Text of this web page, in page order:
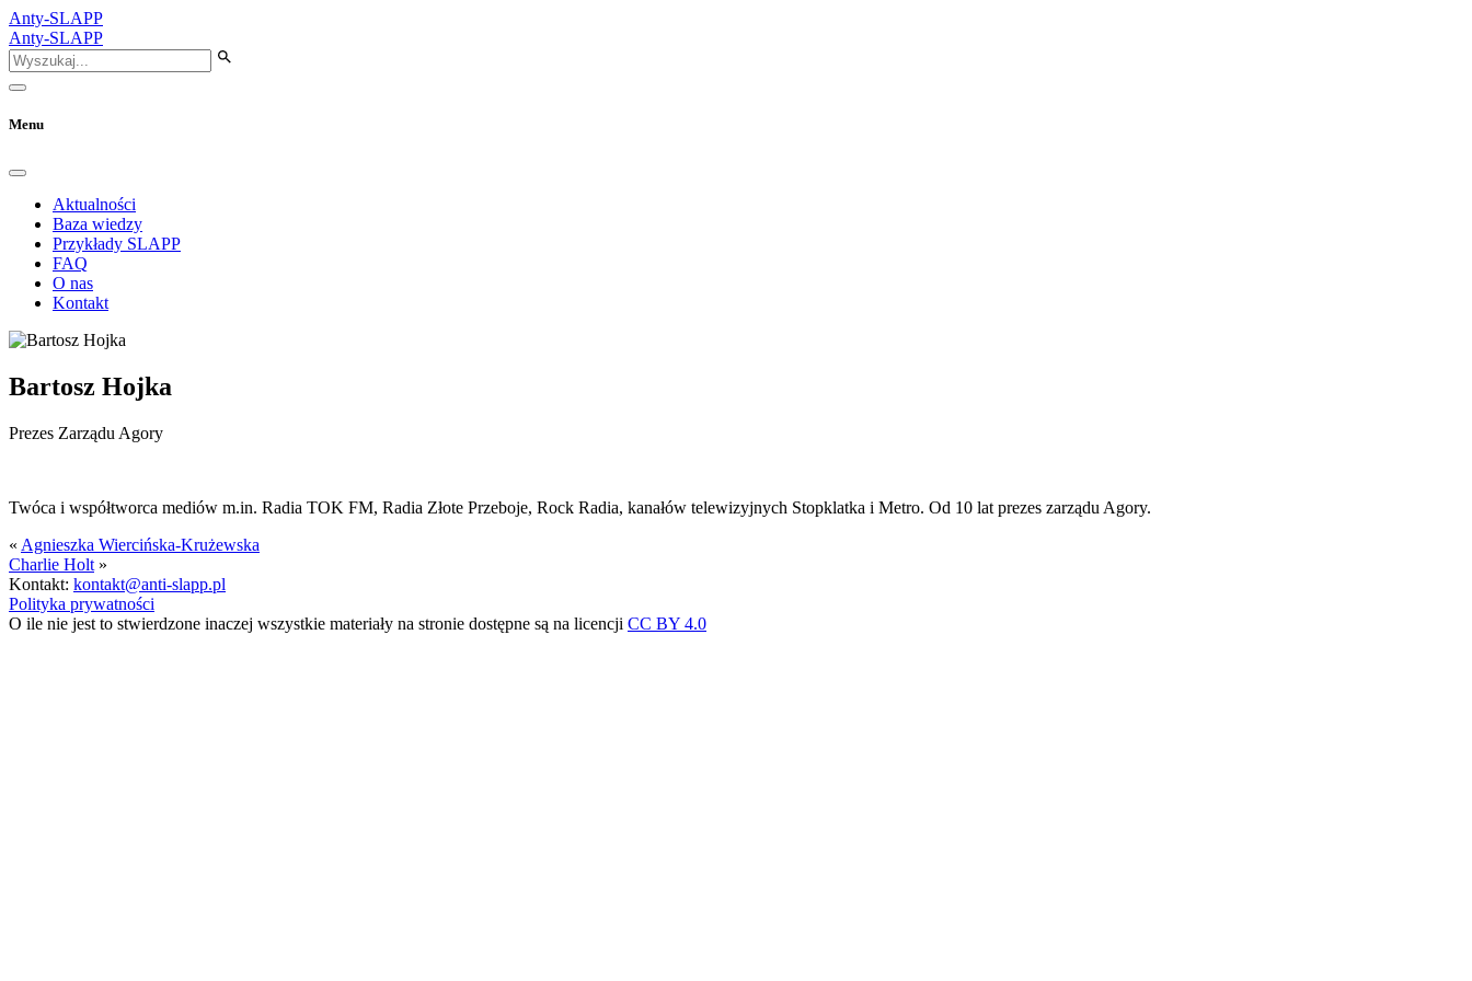
Anty-SLAPP
Anty-SLAPP
Menu
Aktualności
Baza wiedzy
Przykłady SLAPP
FAQ
O nas
Kontakt
Bartosz Hojka
Prezes Zarządu Agory
Twóca i współtworca mediów m.in. Radia TOK FM, Radia Złote Przeboje, Rock Radia, kanałów telewizyjnych Stopklatka i Metro. Od 10 lat prezes zarządu Agory.
« Agnieszka Wiercińska-Krużewska
Charlie Holt »
Kontakt: kontakt@anti-slapp.pl
Polityka prywatności
O ile nie jest to stwierdzone inaczej wszystkie materiały na stronie dostępne są na licencji CC BY 4.0